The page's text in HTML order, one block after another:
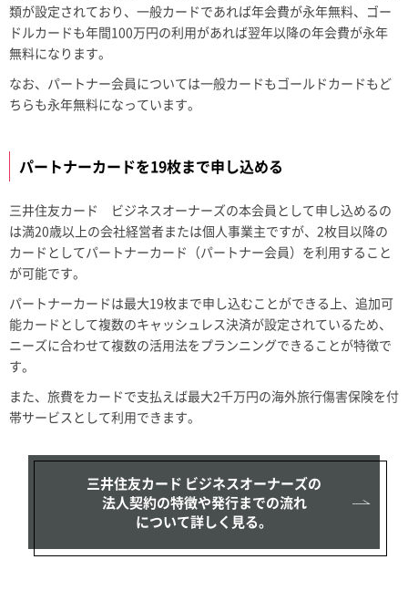
類が設定されており、一般カードであれば年会費が永年無料、ゴー
ドルカードも年間100万円の利用があれば翌年以降の年会費が永年
無料になります。
なお、パートナー会員については一般カードもゴールドカードもど
ちらも永年無料になっています。
パートナーカードを19枚まで申し込める
三井住友カード ビジネスオーナーズの本会員として申し込めるの
は満20歳以上の会社経営者または個人事業主ですが、2枚目以降の
カードとしてパートナーカード（パートナー会員）を利用すること
が可能です。
パートナーカードは最大19枚まで申し込むことができる上、追加可
能カードとして複数のキャッシュレス決済が設定されているため、
ニーズに合わせて複数の活用法をプランニングできることが特徴で
す。
また、旅費をカードで支払えば最大2千万円の海外旅行傷害保険を付
帯サービスとして利用できます。
三井住友カード ビジネスオーナーズの
法人契約の特徴や発行までの流れ
について詳しく見る。